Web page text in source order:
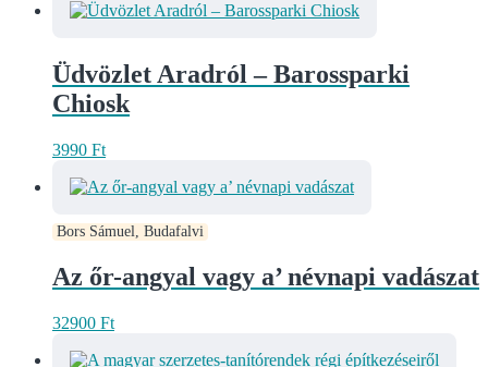
Üdvözlet Aradról – Barossparki
Chiosk
3990 Ft
Bors Sámuel, Budafalvi
Az őr-angyal vagy a’ névnapi vadászat
32900 Ft